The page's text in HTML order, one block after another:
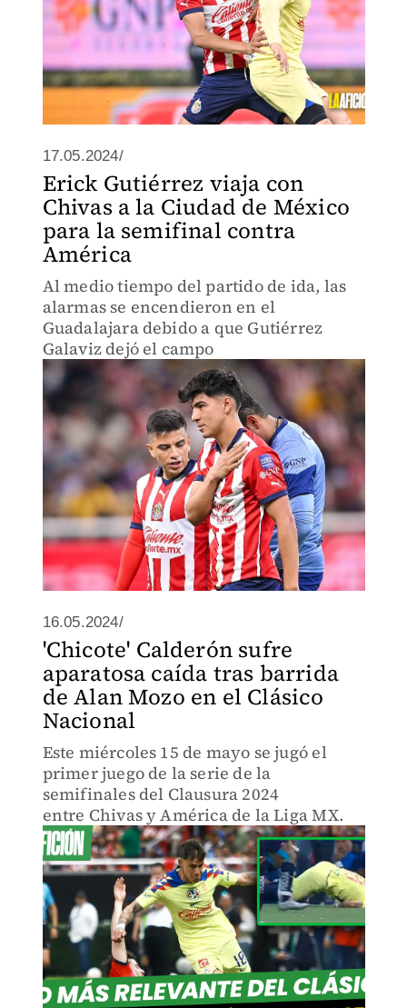
17.05.2024/
Erick Gutiérrez viaja con
Chivas a la Ciudad de México
para la semifinal contra
América
Al medio tiempo del partido de ida, las
alarmas se encendieron en el
Guadalajara debido a que Gutiérrez
Galaviz dejó el campo
16.05.2024/
'Chicote' Calderón sufre
aparatosa caída tras barrida
de Alan Mozo en el Clásico
Nacional
Este miércoles 15 de mayo se jugó el
primer juego de la serie de la
semifinales del Clausura 2024
entre Chivas y América de la Liga MX.